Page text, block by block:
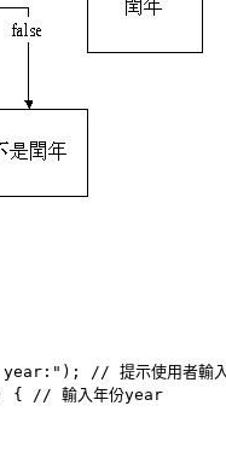
// 提示使用者輸
// 輸入年份year